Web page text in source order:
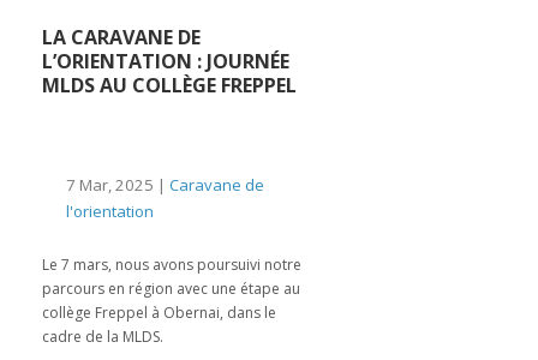
LA CARAVANE DE
L’ORIENTATION : JOURNÉE
MLDS AU COLLÈGE FREPPEL
7 Mar, 2025 | Caravane de
l'orientation
Le 7 mars, nous avons poursuivi notre
parcours en région avec une étape au
collège Freppel à Obernai, dans le
cadre de la MLDS.